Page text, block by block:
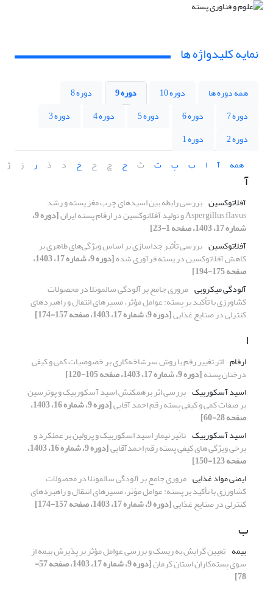
نمایه کلیدواژه ها
همه دوره ها دوره 10 دوره 9
دوره 8
دوره 7
دوره 6 دوره 5 دوره 4
دوره 3
دوره 2
دوره 1
همه
آ ا ب پ ت ث ج چ ح خ د ذ ر ز ژ
آ
آفلاتوکسین بررسی رابطه بین اسیدهای چرب مغز پسته و رشد
Aspergillus flavus و تولید آفلاتوکسین در ارقام پسته ایران [دوره 9،
شماره 17، 1403، صفحه 1-23]
آفلاتوکسین بررسی تأثیر جداسازی بر اساس ویژگی‌های ظاهری بر
کاهش آفلاتوکسین در پسته فرآوری شده [دوره 9، شماره 17، 1403،
صفحه 175-194]
آلودگی میکروبی مروری جامع بر آلودگی سالمونلا در محصولات
کشاورزی با تأکید بر پسته: عوامل مؤثر، مسیرهای انتقال و راهبردهای
کنترلی در صنایع غذایی[دوره 9، شماره 17، 1403، صفحه 157-174]
ا
ارقام اثر تغییر رقم با روش سرشاخه‌کاری بر خصوصیات کمی و کیفی
درختان پسته[دوره 9، شماره 17، 1403، صفحه 105-120]
اسید آسکوربیک بررسی اثر برهمکنش اسید آسکوربیک و پوترسین
بر صفات کمی و کیفی پسته رقم احمد آقایی [دوره 9، شماره 16، 1403،
صفحه 28-60]
اسید آسکوربیک تاثیر تیمار اسید اسکوربیک و پرولین بر عملکرد و
برخی ویژگی های کیفی پسته رقم احمدآقایی [دوره 9، شماره 16، 1403،
صفحه 123-150]
ایمنی مواد غذایی مروری جامع بر آلودگی سالمونلا در محصولات
کشاورزی با تأکید بر پسته: عوامل مؤثر، مسیرهای انتقال و راهبردهای
کنترلی در صنایع غذایی[دوره 9، شماره 17، 1403، صفحه 157-174]
ب
بیمه تعیین گرایش به ریسک و بررسی عوامل مؤثر بر پذیرش بیمه از
سوی پسته‌کاران استان کرمان [دوره 9، شماره 17، 1403، صفحه 57-
78]